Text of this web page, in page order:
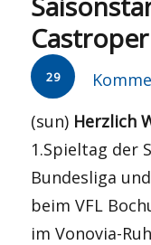
29
(sun) Herzlich
1.Spieltag der
Bundesliga
beim VFL
im Vonovia-